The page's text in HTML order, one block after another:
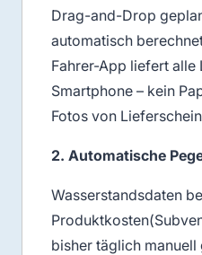
Drag-and-Drop
automatisch
Fahrer-App liefert
Smartphone – kein
Fotos von
2. Automatische
Wasserstandsdaten
bisher täglich